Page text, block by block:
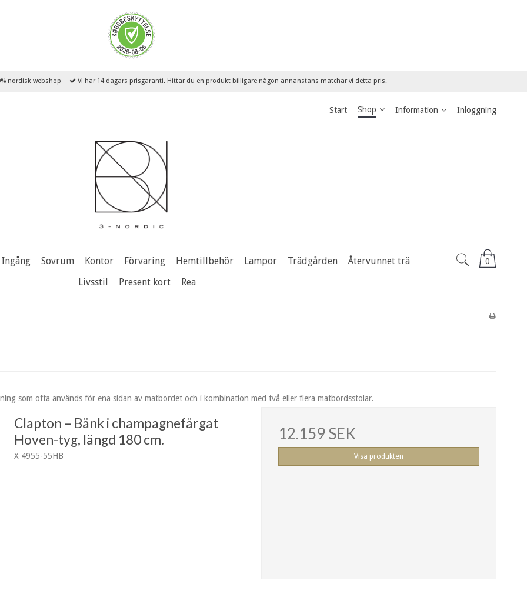
nordisk webshop Vi har 14 dagars prisgaranti. Hittar du en produkt billigare någon annanstans matchar vi detta pris.
Start Shop Information Inloggning
0
Ingång Sovrum Kontor Förvaring Hemtillbehör Lampor Trädgården
Återvunnet trä
Livsstil
Present kort Rea
som ofta används för ena sidan av matbordet och i kombination med två eller flera matbordsstolar.
Clapton – Bänk i champagnefärgat
Hoven-tyg, längd 180 cm.
X 4955-55HB
12.159 SEK
Visa produkten